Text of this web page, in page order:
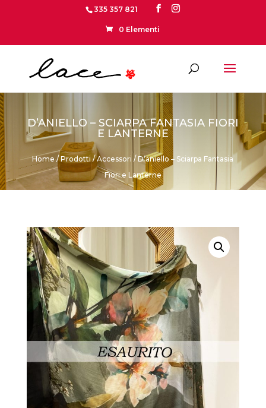
335 357 821
0 Elementi
D’ANIELLO – SCIARPA FANTASIA FIORI
E LANTERNE
Home /Prodotti /Accessori / D’aniello – Sciarpa Fantasia
Fiori e Lanterne